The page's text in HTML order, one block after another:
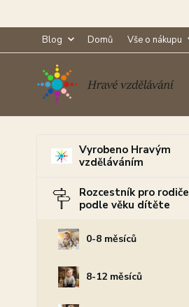
Blog Domů Vše o nákupu
Vyrobeno Hravým
vzděláváním
Rozcestník pro rodiče
podle věku dítěte
0-8 měsíců
8-12 měsíců